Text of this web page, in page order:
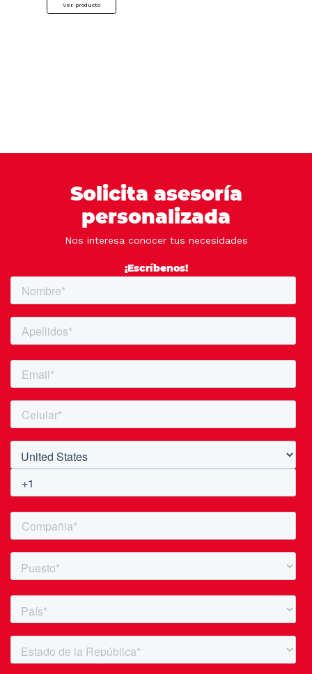
Ver producto
Solicita asesoría
personalizada
Nos interesa conocer tus necesidades
¡Escríbenos!